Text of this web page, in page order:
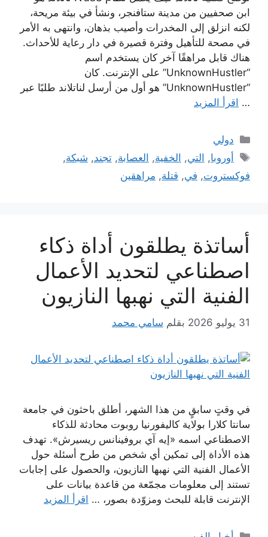
ابن صحفيين من مدينة ستافنجر، ونشأ في بيئة مريحة،
لكنه انزلق إلى المخدرات وأصيب بذهان، وانتهى به الأمر
في مصحة للتأهيل وفترة قصيرة في دار رعاية للأحداث.
هناك قابل مراهقًا آخر كان يستخدم اسم
“UnknownHustler” على الإنترنت. كان
“UnknownHustler” هو أول من أرسل لناتلاند طلبًا عبر
… اقرأ المزيد
التصنيفات
دولي
الوسوم
أوروبا, التي, الخفية, العصابة,تجند, شبكة,
فوكستروت, في, قتلة, مراهقين
أساتذة يطلقون أداة ذكاء
اصطناعي لتحديد الأعمال
الفنية التي نهبها النازيون
31 يوليو 2026 بقلم سامي محمد
في وقتٍ سابقٍ من هذا الشهر، أطلق باحثون في جامعة
سانتا كلارا بولاية كاليفورنيا روبوت محادثة للذكاء
الاصطناعي اسمه «إيه آي بروفينانس ريسيرش». تهدف
هذه الأداة إلى تمكين أي شخص من طرح أسئلة حول
الأعمال الفنية التي نهبها النازيون، والحصول على إجابات
تستند إلى معلومات مجمّعة من قاعدة بيانات على
الإنترنت قابلة للبحث ومزوّدة بصور، … اقرأ المزيد
التصنيفات